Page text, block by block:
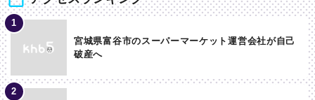
宮城県富谷市のスーパーマーケット運営会社が自己
破産へ